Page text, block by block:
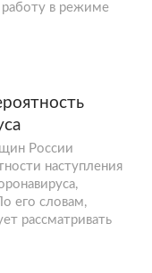
в режиме
России
наступления
его словам,
рассматривать